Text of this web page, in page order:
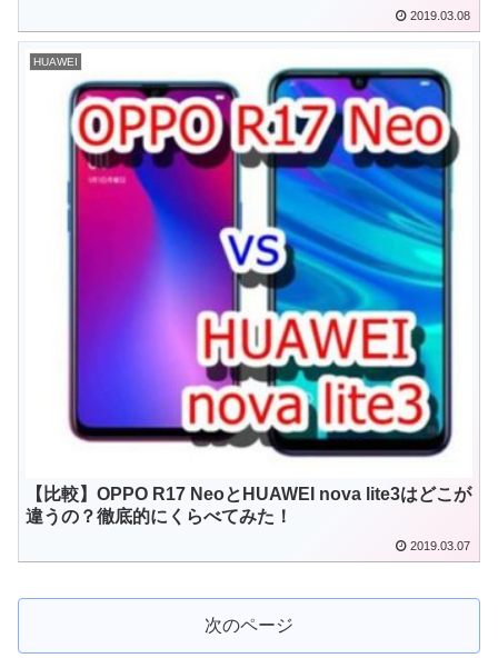
2019.03.08
HUAWEI
【比較】OPPO R17 NeoとHUAWEI nova lite3はどこが
違うの？徹底的にくらべてみた！
2019.03.07
次のページ